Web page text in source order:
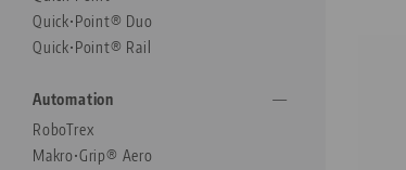
Quick•Point® Duo
Quick•Point® Rail
Automation
RoboTrex
Makro•Grip® Aero